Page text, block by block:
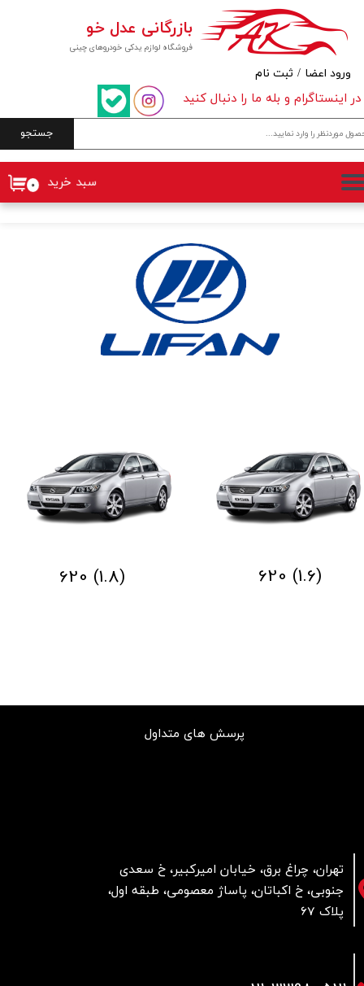
فروشگاه لوازم یدکی خودروهای چینی
بازرگانی عدل خو
جستجو
۰ سبد خرید
در اینستاگرام و بله ما را دنبال کنید
ورود اعضا / ثبت نام
حساب کاربری من
تغییر گذر واژه
سفارشات
خروج از حساب کاربری
(1.6) 620
(1.8) 620
تهران، چراغ برق، خیابان امیرکبیر، خ سعدی
جنوبی، خ اکباتان، پاساژ معصومی، طبقه اول،
پلاک 67
پرسش های متداول